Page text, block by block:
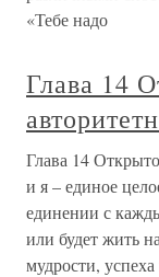
«Тебе надо
Глава 14
Глава 14
и я – единое
единении с
или будет жить
мудрости,